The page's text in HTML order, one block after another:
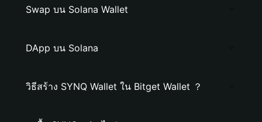
Swap บน Solana Wallet
DApp บน Solana
วิธีสร้าง SYNQ Wallet ใน Bitget Wallet ？